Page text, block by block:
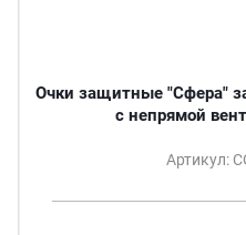
Очки защитные "Сфера"
с непрямой
Артикул: